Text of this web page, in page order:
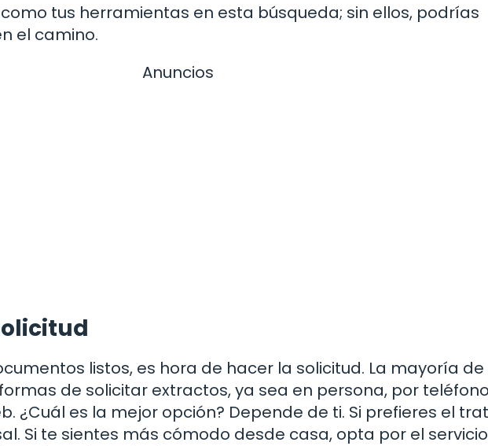
tus herramientas en esta búsqueda; sin ellos, podrías
el camino.
Anuncios
listos, es hora de hacer la solicitud. La mayoría de
de solicitar extractos, ya sea en persona, por
¿Cuál es la mejor opción? Depende de ti. Si prefieres el
Si te sientes más cómodo desde casa, opta por el